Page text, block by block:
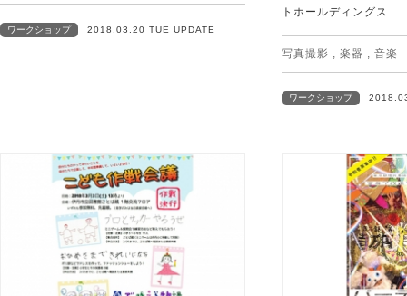
ワークショップ 2018.03.20 TUE UPDATE
トホールディングス
写真撮影 , 楽器 , 音楽
ワークショップ